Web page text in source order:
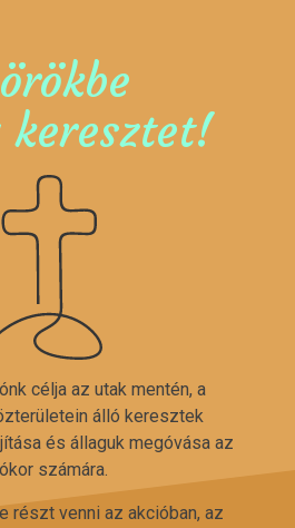
keresztet!
célja az utak mentén, a
álló keresztek
és állaguk megóvása az
számára.
részt venni az akcióban, az